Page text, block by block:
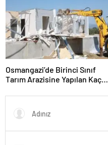
Osmangazi’de Birinci Sınıf
Tarım Arazisine Yapılan Kaçak